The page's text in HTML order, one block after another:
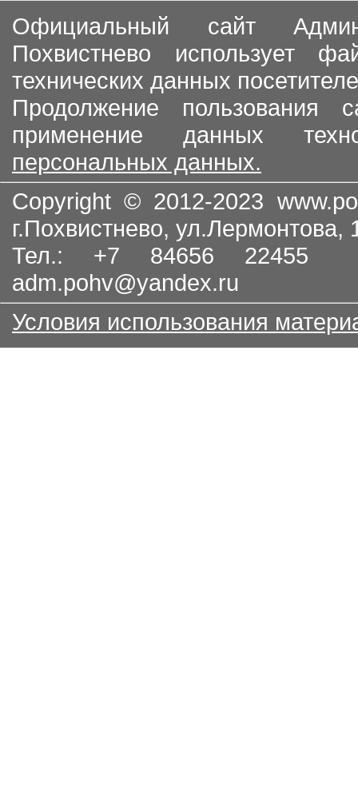
Официальный сайт
Похвистнево использует
технических данных
Продолжение пользования
применение данных
персональных данных.
Copyright © 2012-2023
г.Похвистнево, ул.Лермонтова,
Тел.: +7 84656
adm.pohv@yandex.ru
Условия использования